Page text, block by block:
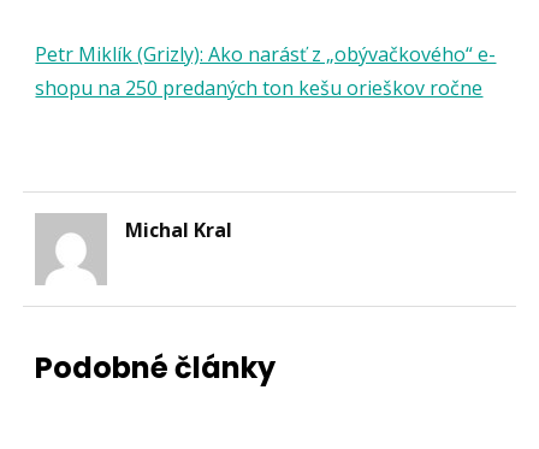
Petr Miklík (Grizly): Ako narásť z „obývačkového“ e-
shopu na 250 predaných ton kešu orieškov ročne
Michal Kral
Podobné články